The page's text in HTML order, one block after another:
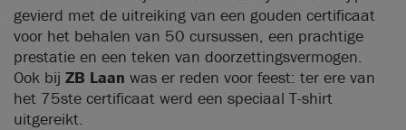
gevierd met de uitreiking van een gouden certificaat
voor het behalen van 50 cursussen, een prachtige
prestatie en een teken van doorzettingsvermogen.
Ook bij ZB Laan was er reden voor feest: ter ere van
het 75ste certificaat werd een speciaal T-shirt
uitgereikt.